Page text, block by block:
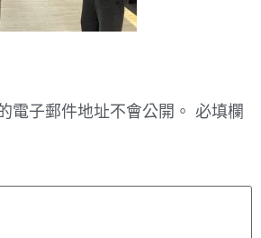
電子郵件地址不會公開。 必填欄